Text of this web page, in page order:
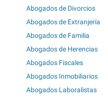
Abogados de Divorcios
Abogados de Extranjería
Abogados de Familia
Abogados de Herencias
Abogados Fiscales
Abogados Inmobiliarios
Abogados Laboralistas